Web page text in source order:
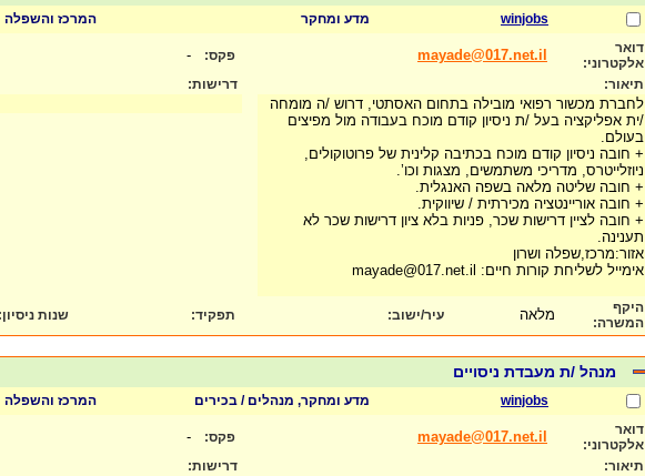
winjobs מדע ומחקר המרכז והשפלה
דואר
אלקטרוני:
mayade@017.net.il פקס: -
תיאור:
לחברת מכשור רפואי מובילה בתחום האסתטי, דרוש /ה מומחה
/ית אפליקציה בעל /ת ניסיון קודם מוכח בעבודה מול מפיצים
בעולם.
+ חובה ניסיון קודם מוכח בכתיבה קלינית של פרוטוקולים,
ניוזלייטרס, מדריכי משתמשים, מצגות וכו’.
+ חובה שליטה מלאה בשפה האנגלית.
+ חובה אוריינטציה מכירתית / שיווקית.
+ חובה לציין דרישות שכר, פניות בלא ציון דרישות שכר לא
תענינה.
אזור:מרכז,שפלה ושרון
אימייל לשליחת קורות חיים: mayade@017.net.il
דרישות:
היקף
המשרה:
מלאה עיר/ישוב: תפקיד: שנות ניסיון:
מנהל /ת מעבדת ניסויים
winjobs מדע ומחקר, מנהלים / בכירים המרכז והשפלה
דואר
אלקטרוני:
mayade@017.net.il פקס: -
תיאור: דרישות: